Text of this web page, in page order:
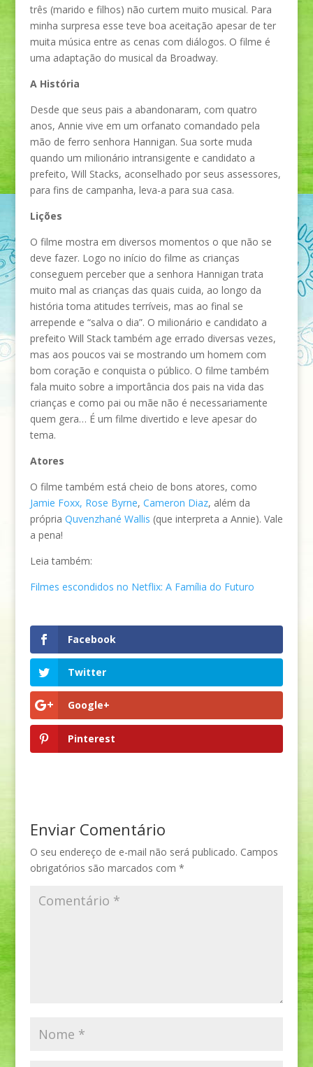
três (marido e filhos) não curtem muito musical. Para
minha surpresa esse teve boa aceitação apesar de ter
muita música entre as cenas com diálogos. O filme é
uma adaptação do musical da Broadway.
A História
Desde que seus pais a abandonaram, com quatro
anos, Annie vive em um orfanato comandado pela
mão de ferro senhora Hannigan. Sua sorte muda
quando um milionário intransigente e candidato a
prefeito, Will Stacks, aconselhado por seus assessores,
para fins de campanha, leva-a para sua casa.
Lições
O filme mostra em diversos momentos o que não se
deve fazer. Logo no início do filme as crianças
conseguem perceber que a senhora Hannigan trata
muito mal as crianças das quais cuida, ao longo da
história toma atitudes terríveis, mas ao final se
arrepende e “salva o dia”. O milionário e candidato a
prefeito Will Stack também age errado diversas vezes,
mas aos poucos vai se mostrando um homem com
bom coração e conquista o público. O filme também
fala muito sobre a importância dos pais na vida das
crianças e como pai ou mãe não é necessariamente
quem gera… É um filme divertido e leve apesar do
tema.
Atores
O filme também está cheio de bons atores, como
Jamie Foxx, Rose Byrne, Cameron Diaz, além da
própria Quvenzhané Wallis (que interpreta a Annie). Vale
a pena!
Leia também:
Filmes escondidos no Netflix: A Família do Futuro
Facebook
Twitter
Google+
Pinterest
Enviar Comentário
O seu endereço de e-mail não será publicado. Campos
obrigatórios são marcados com *